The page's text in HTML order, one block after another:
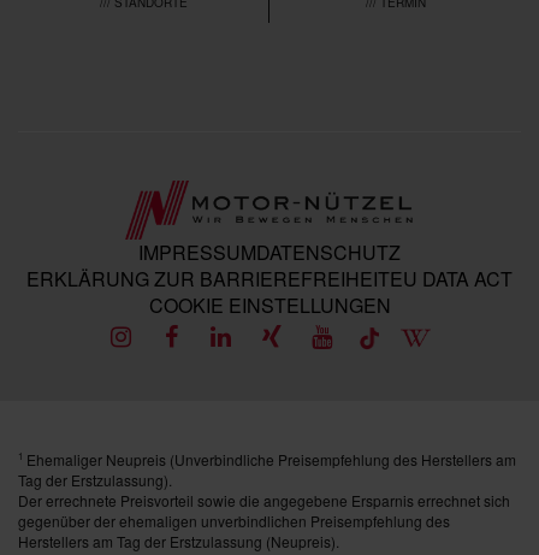
IMPRESSUMDATENSCHUTZ
ERKLÄRUNG ZUR BARRIEREFREIHEITEU DATA ACT
COOKIE EINSTELLUNGEN
1 Ehemaliger Neupreis (Unverbindliche Preisempfehlung des Herstellers am
Tag der Erstzulassung).
Der errechnete Preisvorteil sowie die angegebene Ersparnis errechnet sich
gegenüber der ehemaligen unverbindlichen Preisempfehlung des
Herstellers am Tag der Erstzulassung (Neupreis).